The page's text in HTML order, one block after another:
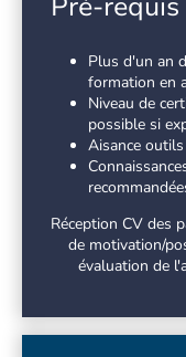
Plus d'un an
formation en
Niveau de
possible si
Aisance
Réception CV des
de motivation/
évaluation de